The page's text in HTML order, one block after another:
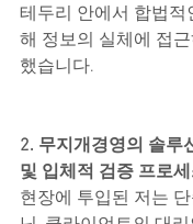
테두리 안에서 합법적
해 정보의 실체에 접
했습니다.
2. 무지개경영의 솔루
및 입체적 검증 프로
현장에 투입된 저는